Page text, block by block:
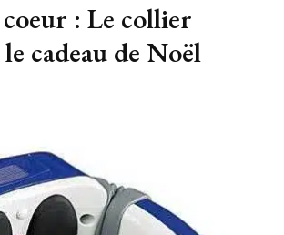
: Le collier
cadeau de Noël